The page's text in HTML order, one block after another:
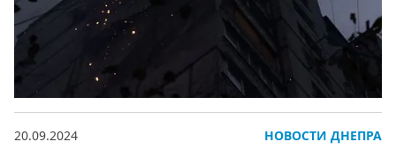
20.09.2024 НОВОСТИ ДНЕПРА